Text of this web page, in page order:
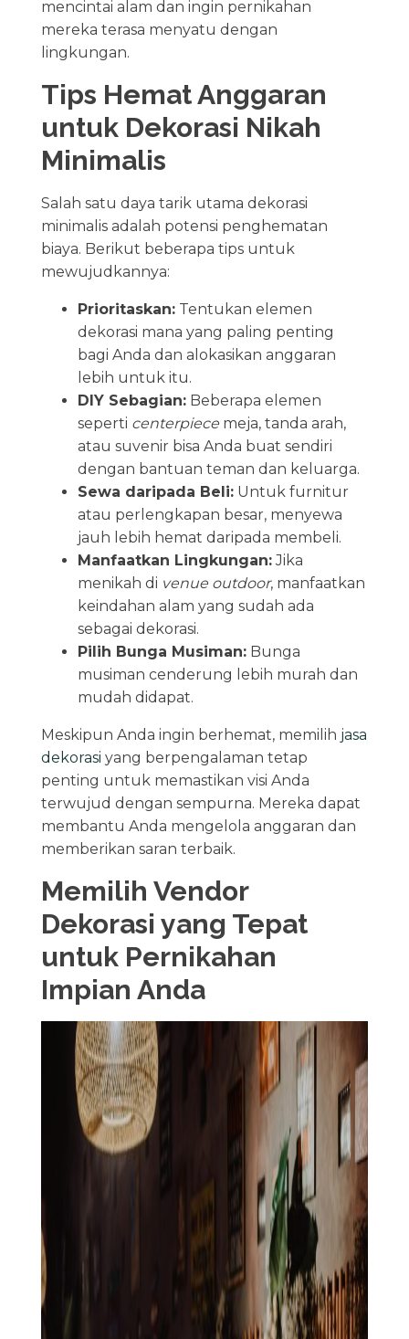
mencintai alam dan ingin pernikahan
mereka terasa menyatu dengan
lingkungan.
Tips Hemat Anggaran
untuk Dekorasi Nikah
Minimalis
Salah satu daya tarik utama dekorasi
minimalis adalah potensi penghematan
biaya. Berikut beberapa tips untuk
mewujudkannya:
Prioritaskan:Tentukan elemen
dekorasi mana yang paling penting
bagi Anda dan alokasikan anggaran
lebih untuk itu.
DIY Sebagian:Beberapa elemen
seperti centerpiecemeja, tanda arah,
atau suvenir bisa Anda buat sendiri
dengan bantuan teman dan keluarga.
Sewa daripada Beli:Untuk furnitur
atau perlengkapan besar, menyewa
jauh lebih hemat daripada membeli.
Manfaatkan Lingkungan:Jika
menikah di venue outdoor, manfaatkan
keindahan alam yang sudah ada
sebagai dekorasi.
Pilih Bunga Musiman:Bunga
musiman cenderung lebih murah dan
mudah didapat.
Meskipun Anda ingin berhemat, memilih jasa
dekorasi yang berpengalaman tetap
penting untuk memastikan visi Anda
terwujud dengan sempurna. Mereka dapat
membantu Anda mengelola anggaran dan
memberikan saran terbaik.
Memilih Vendor
Dekorasi yang Tepat
untuk Pernikahan
Impian Anda